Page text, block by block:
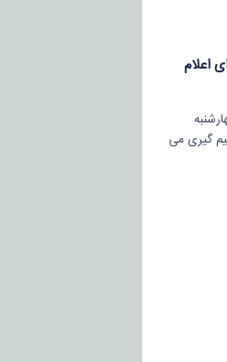
اعلام
گیری می